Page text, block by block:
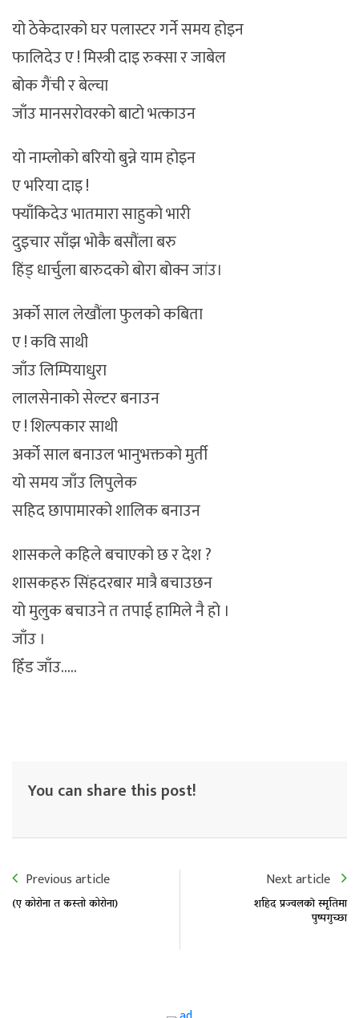
यो ठेकेदारको घर पलास्टर गर्ने समय होइन
फालिदेउ ए ! मिस्त्री दाइ रुक्सा र जाबेल
बोक गैंची र बेल्चा
जाँउ मानसरोवरको बाटो भत्काउन
यो नाम्लोको बरियो बुन्ने याम होइन
ए भरिया दाइ !
फ्याँकिदेउ भातमारा साहुको भारी
दुइचार साँझ भोकै बसौंला बरु
हिंड् धार्चुला बारुदको बोरा बोक्न जांउ।
अर्को साल लेखौंला फुलको कबिता
ए ! कवि साथी
जाँउ लिम्पियाधुरा
लालसेनाको सेल्टर बनाउन
ए ! शिल्पकार साथी
अर्को साल बनाउल भानुभक्तको मुर्ती
यो समय जाँउ लिपुलेक
सहिद छापामारको शालिक बनाउन
शासकले कहिले बचाएको छ र देश ?
शासकहरु सिंहदरबार मात्रै बचाउछन
यो मुलुक बचाउने त तपाई हामिले नै हो ।
जाँउ ।
हिँड जाँउ…..
You can share this post!
Previous article
(ए कोरोना त कस्तो कोरोना)
Next article
शहिद प्रज्वलकाे स्मृतिमा
पुष्पगुच्छा